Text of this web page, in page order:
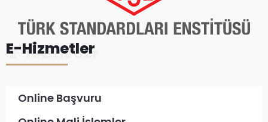
E-Hizmetler
Online Başvuru